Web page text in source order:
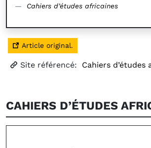
Cahiers d’études africaines
Article original.
Site référencé: Cahiers d’études
CAHIERS D’ÉTUDES